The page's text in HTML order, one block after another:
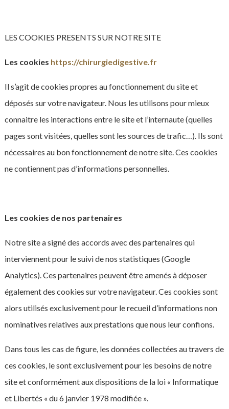
LES COOKIES PRESENTS SUR NOTRE SITE
Les cookies https://chirurgiedigestive.fr
Il s’agit de cookies propres au fonctionnement du site et
déposés sur votre navigateur. Nous les utilisons pour mieux
connaitre les interactions entre le site et l’internaute (quelles
pages sont visitées, quelles sont les sources de trafic…). Ils sont
nécessaires au bon fonctionnement de notre site. Ces cookies
ne contiennent pas d’informations personnelles.
Les cookies de nos partenaires
Notre site a signé des accords avec des partenaires qui
interviennent pour le suivi de nos statistiques (Google
Analytics). Ces partenaires peuvent être amenés à déposer
également des cookies sur votre navigateur. Ces cookies sont
alors utilisés exclusivement pour le recueil d’informations non
nominatives relatives aux prestations que nous leur confions.
Dans tous les cas de figure, les données collectées au travers de
ces cookies, le sont exclusivement pour les besoins de notre
site et conformément aux dispositions de la loi « Informatique
et Libertés « du 6 janvier 1978 modifiée ».